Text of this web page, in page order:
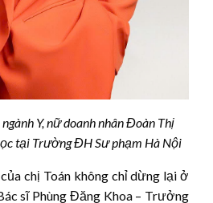
Y, nữ doanh nhân Đoàn Thị
tại Trường ĐH Sư phạm Hà Nội
chị Toán không chỉ dừng lại ở
sĩ Phùng Đăng Khoa – Trưởng